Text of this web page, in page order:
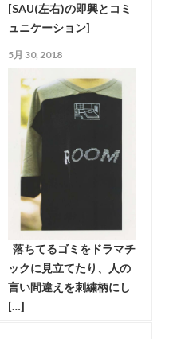
[SAU(左右)の即興とコミ
ュニケーション]
5月 30, 2018
落ちてるゴミをドラマチ
ックに見立てたり、人の
言い間違えを刺繍柄にし
[…]